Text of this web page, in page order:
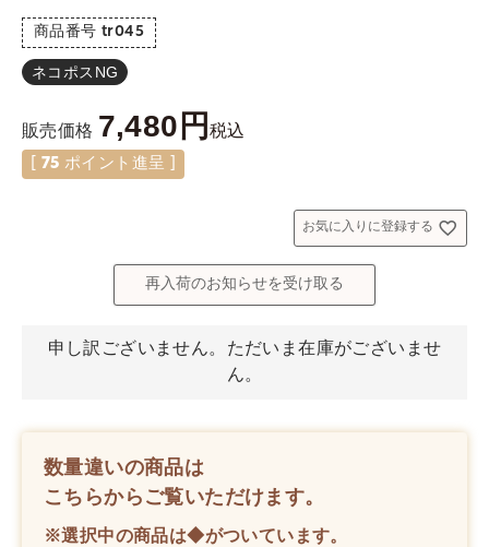
商品番号 tr045
ネコポスNG
販売価格 7,480 税込
75 ポイント進呈 ]
お気に入りに登録する
再入荷のお知らせを受け取る
申し訳ございません。ただいま在庫がございませ
ん。
数量違いの商品は
こちらからご覧いただけます。
※選択中の商品は◆がついています。